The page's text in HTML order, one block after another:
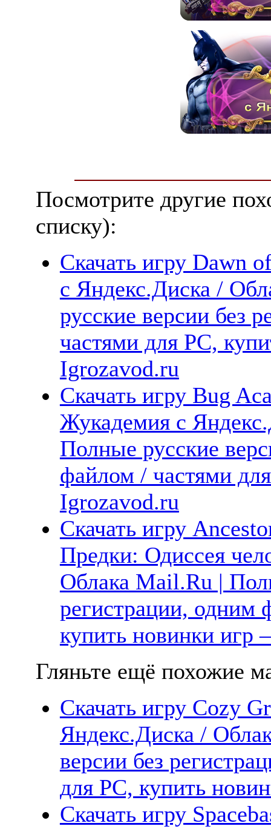
Посмотрите другие
списку):
Скачать игру Dawn
с Яндекс.Диска /
русские версии без
частями для PC,
Igrozavod.ru
Скачать игру Bug
Жукадемия с
Полные русские
файлом / частями
Igrozavod.ru
Скачать игру
Предки: Одиссея
Облака Mail.Ru |
регистрации, одним
купить новинки
Гляньте ещё похожие
Скачать игру Cozy
Яндекс.Диска /
версии без
для PC, купить
Скачать игру